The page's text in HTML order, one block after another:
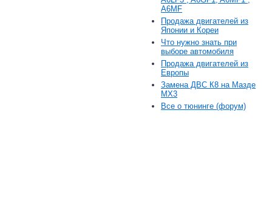
A6MF
Продажа двигателей из
Японии и Кореи
Что нужно знать при
выборе автомобиля
Продажа двигателей из
Европы
Замена ДВС К8 на Мазде
MX3
Все о тюнинге (форум)